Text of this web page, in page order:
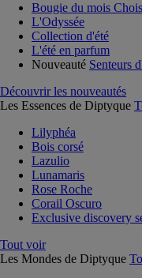
Bougie du mois
L'Odyssée
Collection d'été
L'été en parfum
Nouveauté Senteurs
Découvrir les nouveautés
Les Essences de Diptyque
Lilyphéa
Bois corsé
Lazulio
Lunamaris
Rose Roche
Corail Oscuro
Exclusive discovery
Tout voir
Les Mondes de Diptyque